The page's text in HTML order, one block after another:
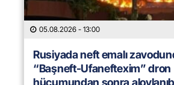
05.08.2026 - 13:00
Rusiyada neft emalı
“Başneft-Ufaneftexim” dron
hücumundan sonra alovlanıb